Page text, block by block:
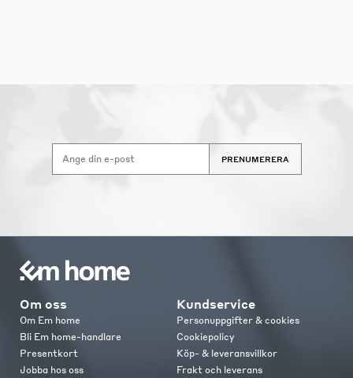
PRENUMERERA
Om oss
Om Em home
Bli Em home-handlare
Presentkort
Jobba hos oss
Kundservice
Personuppgifter & cookies
Cookiepolicy
Köp- & leveransvillkor
Frakt och leverans